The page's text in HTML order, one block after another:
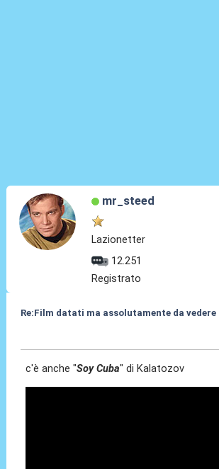
mr_steed
Lazionetter
12.251
Registrato
Re:Film datati ma assolutamente da vedere
c'è anche "Soy Cuba" di Kalatozov